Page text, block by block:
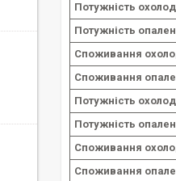
Потужність
Потужність
Споживання
Споживання
Потужність
Потужність
Споживання
Споживання